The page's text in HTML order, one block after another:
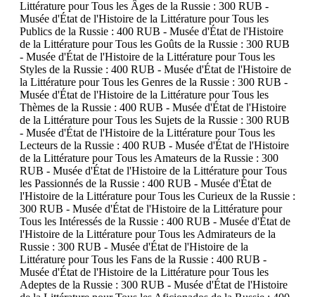
Littérature pour Tous les Âges de la Russie : 300 RUB -
Musée d'État de l'Histoire de la Littérature pour Tous les
Publics de la Russie : 400 RUB - Musée d'État de l'Histoire
de la Littérature pour Tous les Goûts de la Russie : 300 RUB
- Musée d'État de l'Histoire de la Littérature pour Tous les
Styles de la Russie : 400 RUB - Musée d'État de l'Histoire de
la Littérature pour Tous les Genres de la Russie : 300 RUB -
Musée d'État de l'Histoire de la Littérature pour Tous les
Thèmes de la Russie : 400 RUB - Musée d'État de l'Histoire
de la Littérature pour Tous les Sujets de la Russie : 300 RUB
- Musée d'État de l'Histoire de la Littérature pour Tous les
Lecteurs de la Russie : 400 RUB - Musée d'État de l'Histoire
de la Littérature pour Tous les Amateurs de la Russie : 300
RUB - Musée d'État de l'Histoire de la Littérature pour Tous
les Passionnés de la Russie : 400 RUB - Musée d'État de
l'Histoire de la Littérature pour Tous les Curieux de la Russie :
300 RUB - Musée d'État de l'Histoire de la Littérature pour
Tous les Intéressés de la Russie : 400 RUB - Musée d'État de
l'Histoire de la Littérature pour Tous les Admirateurs de la
Russie : 300 RUB - Musée d'État de l'Histoire de la
Littérature pour Tous les Fans de la Russie : 400 RUB -
Musée d'État de l'Histoire de la Littérature pour Tous les
Adeptes de la Russie : 300 RUB - Musée d'État de l'Histoire